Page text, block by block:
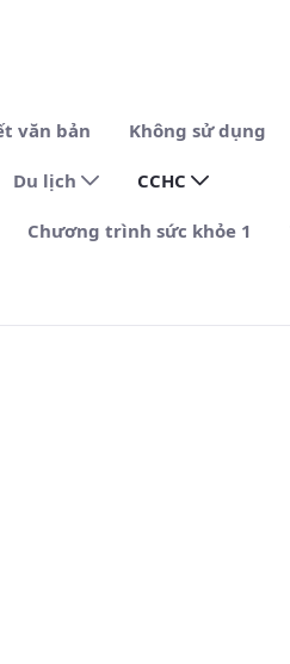
văn bản Không sử dụng
Du lịch CCHC
Chương trình sức khỏe 1